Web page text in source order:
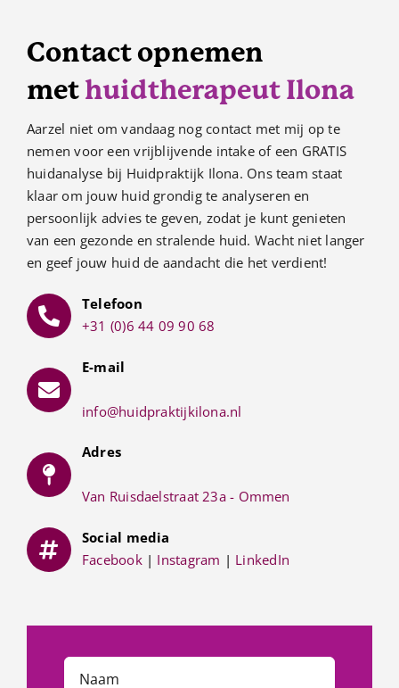
Contact opnemen
methuidtherapeut Ilona
Aarzel niet om vandaag nog contact met mij op te
nemen voor een vrijblijvende intake of een GRATIS
huidanalyse bij Huidpraktijk Ilona. Ons team staat
klaar om jouw huid grondig te analyseren en
persoonlijk advies te geven, zodat je kunt genieten
van een gezonde en stralende huid. Wacht niet langer
en geef jouw huid de aandacht die het verdient!
Telefoon
+31 (0)6 44 09 90 68
E-mail
info@huidpraktijkilona.nl
Adres
Van Ruisdaelstraat 23a - Ommen
Social media
Facebook| Instagram | LinkedIn